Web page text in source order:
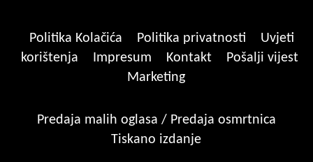
Politika Kolačića Politika privatnosti
Uvjeti
korištenja
Impresum Kontakt
Pošalji vijest
Marketing
Predaja malih oglasa / Predaja osmrtnica
Tiskano izdanje